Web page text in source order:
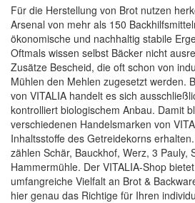
Für die Herstellung von Brot nutzen
Arsenal von mehr als 150
ökonomische und nachhaltig stabile
Oftmals wissen selbst Bäcker nicht
Zusätze Bescheid, die oft schon von
Mühlen den Mehlen zugesetzt werden.
von VITALIA handelt es sich
kontrolliert biologischem Anbau. Damit
verschiedenen Handelsmarken von
Inhaltsstoffe des Getreidekorns
zählen Schär, Bauckhof, Werz, 3 Pauly,
Hammermühle. Der VITALIA-Shop
umfangreiche Vielfalt an Brot &
hier genau das Richtige für Ihren